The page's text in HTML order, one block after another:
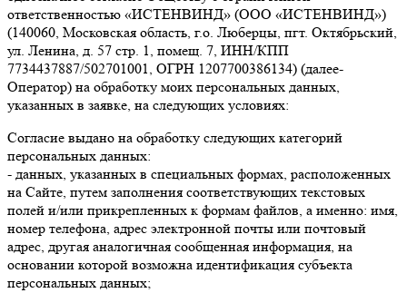
ответственностью «ИСТЕНВИНД» (ООО «ИСТЕНВИНД»)
(140060, Московская область, г.о. Люберцы, пгт. Октябрьский,
ул. Ленина, д. 57 стр. 1, помещ. 7, ИНН/КПП
7734437887/502701001, ОГРН 1207700386134) (далее-
Оператор) на обработку моих персональных данных,
указанных в заявке, на следующих условиях:
Согласие выдано на обработку следующих категорий
персональных данных:
- данных, указанных в специальных формах, расположенных
на Сайте, путем заполнения соответствующих текстовых
полей и/или прикрепленных к формам файлов, а именно: имя,
номер телефона, адрес электронной почты или почтовый
адрес, другая аналогичная сообщенная информация, на
основании которой возможна идентификация субъекта
персональных данных;